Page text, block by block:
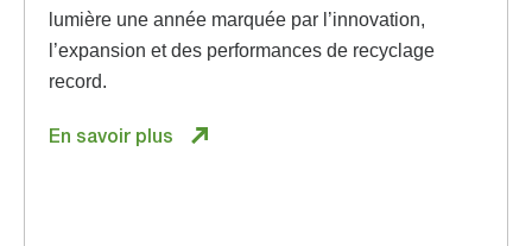
lumière une année marquée par l’innovation,
l’expansion et des performances de recyclage
record.
En savoir plus